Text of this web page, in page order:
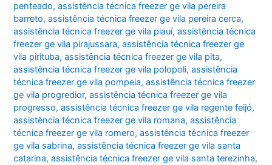
penteado,assistência técnica freezer ge vila pereira
barreto,assistência técnica freezer ge vila pereira cerca,
assistência técnica freezer ge vila piauí,assistência técnica
freezer ge vila pirajussara,assistência técnica freezer ge
vila pirituba,assistência técnica freezer ge vila pita,
assistência técnica freezer ge vila polopoli,assistência
técnica freezer ge vila pompeia,assistência técnica freezer
ge vila progredior,assistência técnica freezer ge vila
progresso,assistência técnica freezer ge vila regente feijó,
assistência técnica freezer ge vila romana,assistência
técnica freezer ge vila romero,assistência técnica freezer
ge vila sabrina,assistência técnica freezer ge vila santa
catarina,assistência técnica freezer ge vila santa terezinha,